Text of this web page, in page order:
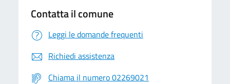
Contatta il comune
Leggi le domande frequenti
Richiedi assistenza
Chiama il numero 02269021